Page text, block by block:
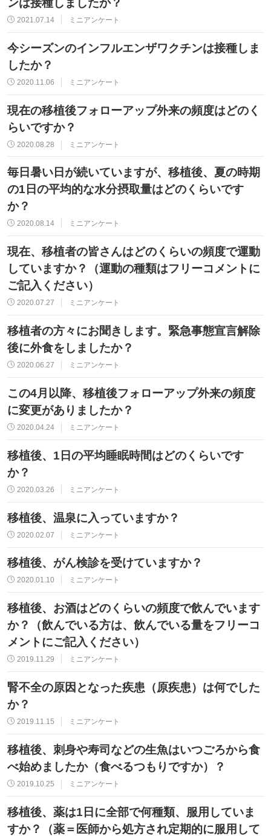
ンは接種しましたか？
2021.07.14 ミニアンケート
今シーズンのインフルエンザワクチンは接種しま
したか？
2020.11.06 ミニアンケート
現在の移植後フォローアップ外来の頻度はどのく
らいですか？
2020.08.28 ミニアンケート
毎日暑い日が続いていますが、移植後、夏の時期
の1日の平均的な水分摂取量はどのくらいです
か？
2020.08.14 ミニアンケート
現在、移植者の皆さんはどのくらいの頻度で運動
していますか？（運動の種類はフリーコメントに
ご記入ください）
2020.07.27 ミニアンケート
移植者の方々にお聞きします。緊急事態宣言解除
後に外食をしましたか？
2020.06.27 ミニアンケート
この4月以降、移植後フォローアップ外来の頻度
に変更がありましたか？
2020.04.24 ミニアンケート
移植後、1日の平均睡眠時間はどのくらいです
か？
2020.03.26 ミニアンケート
移植後、温泉に入っていますか？
2020.02.07 ミニアンケート
移植後、がん検診を受けていますか？
2020.01.10 ミニアンケート
移植後、お酒はどのくらいの頻度で飲んでいます
か？（飲んでいる方は、飲んでいる量をフリーコ
メントにご記入ください）
2019.11.29 ミニアンケート
腎不全の原因となった疾患（原疾患）は何でした
か？
2019.11.15 ミニアンケート
移植後、刺身や寿司などの生魚はいつごろから食
べ始めましたか（食べるつもりですか）？
2019.10.25 ミニアンケート
移植後、薬は1日に全部で何種類、服用していま
すか？（薬＝医師から処方され定期的に服用して